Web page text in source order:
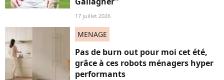
17 juillet 2026
MENAGE
Pas de burn out pour moi cet été,
grâce à ces robots ménagers hyper
performants